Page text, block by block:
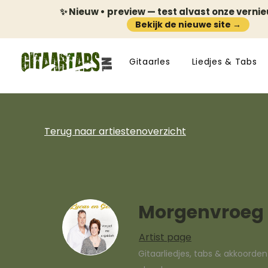
✨ Nieuw • preview — test alvast onze
Bekijk de nieuwe site →
Gitaarles Liedjes & Tabs
Terug naar artiestenoverzicht
Artist page
Gitaarliedjes, tabs &